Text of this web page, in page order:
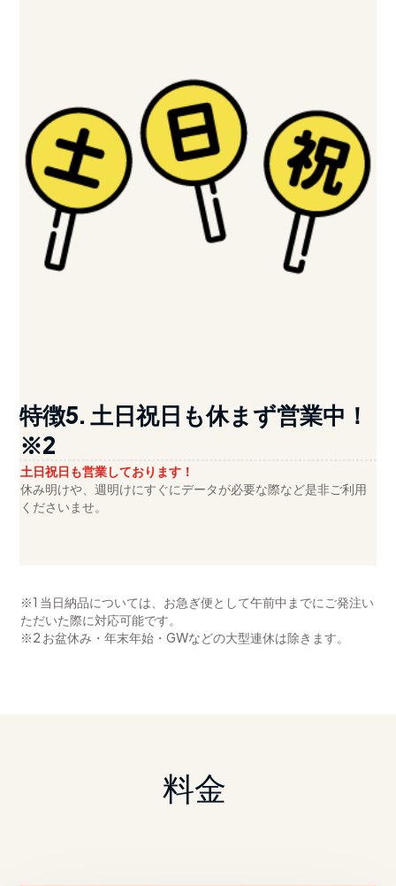
特徴5. 土日祝日も休まず営業中！
※2
土日祝日も営業しております！
休み明けや、週明けにすぐにデータが必要な際など是非ご利用
くださいませ。
※1 当日納品については、お急ぎ便として午前中までにご発注い
ただいた際に対応可能です。
※2 お盆休み・年末年始・GWなどの大型連休は除きます。
料金